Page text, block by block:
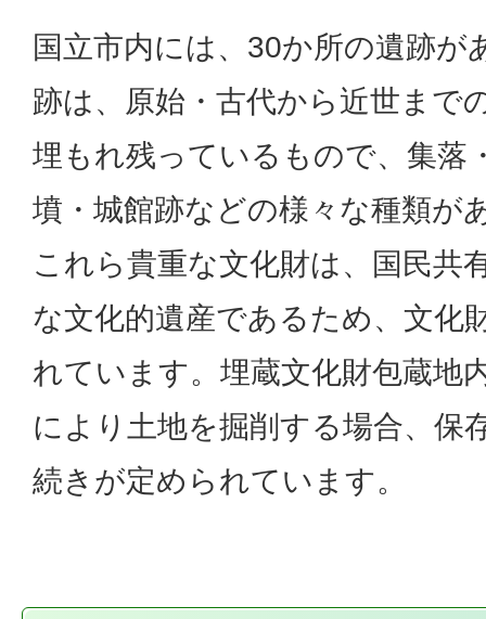
国立市内には、30か所の遺跡が
跡は、原始・古代から近世まで
埋もれ残っているもので、集落
墳・城館跡などの様々な種類が
これら貴重な文化財は、国民共
な文化的遺産であるため、文化
れています。埋蔵文化財包蔵地
により土地を掘削する場合、保
続きが定められています。